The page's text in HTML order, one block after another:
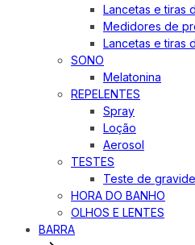
Lancetas e tiras
Medidores de
Lancetas e tiras
SONO
Melatonina
REPELENTES
Spray
Loção
Aerosol
TESTES
Teste de
HORA DO BANHO
OLHOS E LENTES
BARRA